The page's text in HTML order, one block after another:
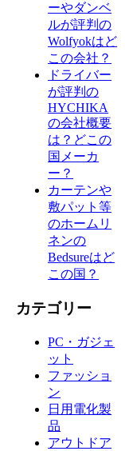
ーやダンベ
ルが評判の
Wolfyokはど
この会社？
ドライバー
が評判の
HYCHIKA
の会社概要
は？どこの
国メーカ
ー？
カーテンや
敷パット等
のホームリ
ネンの
Bedsureはど
この国？
カテゴリー
PC・ガジェ
ット
ファッショ
ン
日用電化製
品
アウトドア